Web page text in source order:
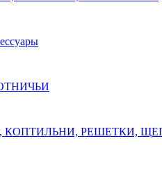
КОПТИЛЬНИ, РЕШЕТКИ,